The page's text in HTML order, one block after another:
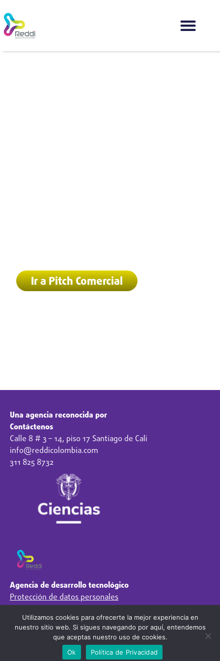
Ir a Pitch Comercial
Agencia de desarrollo tecnológico
Protección de datos personales
Régimen Tributario
Síguenos en
Una agencia reconocida por
Contáctenos
Calle 8 # 3 – 14, piso 17 Santiago de Cali
info@reddicolombia.com
311 825 8732
Utilizamos cookies para ofrecerte la mejor experiencia en
nuestro sitio web. Si sigues navegando por aquí, entendemos
que aceptas nuestro uso de cookies.
Ok
Política de Privacidad